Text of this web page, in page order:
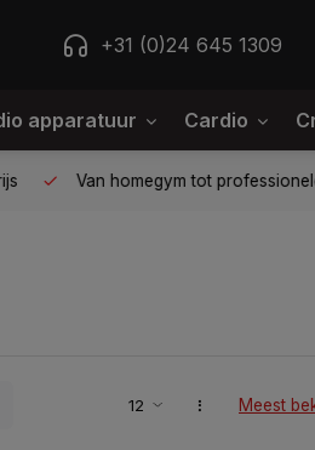
+31 (0)24 645 1309
apparatuur Cardio
Van homegym tot professionele
Meest